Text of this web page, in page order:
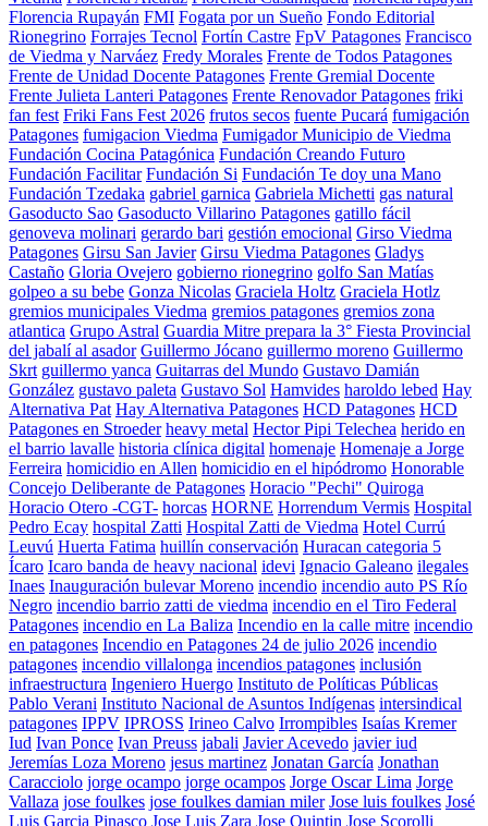
Florencia Rupayán FMI Fogata por un Sueño Fondo Editorial
Rionegrino Forrajes Tecnol Fortín Castre FpV Patagones Francisco
de Viedma y Narváez Fredy Morales Frente de Todos Patagones
Frente de Unidad Docente Patagones Frente Gremial Docente
Frente Julieta Lanteri Patagones Frente Renovador Patagones friki
fan fest Friki Fans Fest 2026 frutos secos fuente Pucará fumigación
Patagones fumigacion Viedma Fumigador Municipio de Viedma
Fundación Cocina Patagónica Fundación Creando Futuro
Fundación Facilitar Fundación Si Fundación Te doy una Mano
Fundación Tzedaka gabriel garnica Gabriela Michetti gas natural
Gasoducto Sao Gasoducto Villarino Patagones gatillo fácil
genoveva molinari gerardo bari gestión emocional Girso Viedma
Patagones Girsu San Javier Girsu Viedma Patagones Gladys
Castaño Gloria Ovejero gobierno rionegrino golfo San Matías
golpeo a su bebe Gonza Nicolas Graciela Holtz Graciela Hotlz
gremios municipales Viedma gremios patagones gremios zona
atlantica Grupo Astral Guardia Mitre prepara la 3° Fiesta Provincial
del jabalí al asador Guillermo Jócano guillermo moreno Guillermo
Skrt guillermo yanca Guitarras del Mundo Gustavo Damián
González gustavo paleta Gustavo Sol Hamvides haroldo lebed Hay
Alternativa Pat Hay Alternativa Patagones HCD Patagones HCD
Patagones en Stroeder heavy metal Hector Pipi Telechea herido en
el barrio lavalle historia clínica digital homenaje Homenaje a Jorge
Ferreira homicidio en Allen homicidio en el hipódromo Honorable
Concejo Deliberante de Patagones Horacio "Pechi" Quiroga
Horacio Otero -CGT- horcas HORNE Horrendum Vermis Hospital
Pedro Ecay hospital Zatti Hospital Zatti de Viedma Hotel Currú
Leuvú Huerta Fatima huillín conservación Huracan categoria 5
Ícaro Icaro banda de heavy nacional idevi Ignacio Galeano ilegales
Inaes Inauguración bulevar Moreno incendio incendio auto PS Río
Negro incendio barrio zatti de viedma incendio en el Tiro Federal
Patagones incendio en La Baliza Incendio en la calle mitre incendio
en patagones Incendio en Patagones 24 de julio 2026 incendio
patagones incendio villalonga incendios patagones inclusión
infraestructura Ingeniero Huergo Instituto de Políticas Públicas
Pablo Verani Instituto Nacional de Asuntos Indígenas intersindical
patagones IPPV IPROSS Irineo Calvo Irrompibles Isaías Kremer
Iud Ivan Ponce Ivan Preuss jabali Javier Acevedo javier iud
Jeremías Loza Moreno jesus martinez Jonatan García Jonathan
Caracciolo jorge ocampo jorge ocampos Jorge Oscar Lima Jorge
Vallaza jose foulkes jose foulkes damian miler Jose luis foulkes José
Luis Garcia Pinasco Jose Luis Zara Jose Quintin Jose Scorolli